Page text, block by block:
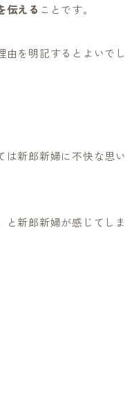
伝える ことです。
を明記するとよいで
新郎新婦に不快な思
新郎新婦が感じてし